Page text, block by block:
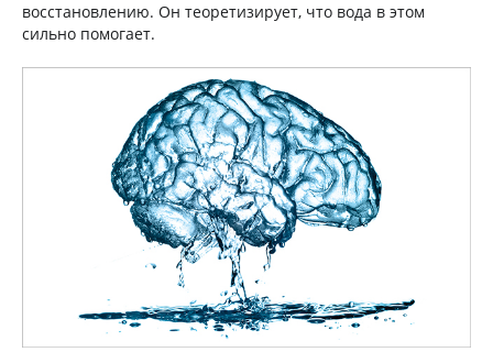
восстановлению. Он теоретизирует, что вода в этом
сильно помогает.